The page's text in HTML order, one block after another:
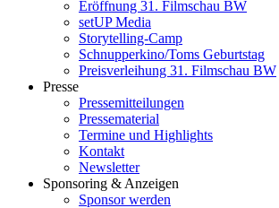
Eröffnung 31. Filmschau BW
setUP Media
Storytelling-Camp
Schnupperkino/Toms Geburtstag
Preisverleihung 31. Filmschau BW
Presse
Pressemitteilungen
Pressematerial
Termine und Highlights
Kontakt
Newsletter
Sponsoring & Anzeigen
Sponsor werden